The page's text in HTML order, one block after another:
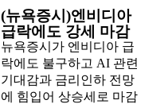
(뉴욕증시)엔비디아
급락에도 강세 마감
뉴욕증시가 엔비디아 급
락에도 불구하고 AI 관련
기대감과 금리인하 전망
에 힘입어 상승세로 마감